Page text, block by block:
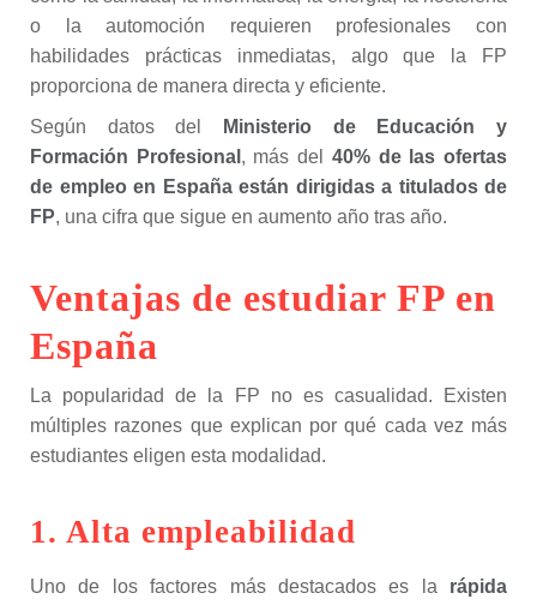
o la automoción requieren profesionales con
habilidades prácticas inmediatas, algo que la FP
proporciona de manera directa y eficiente.
Según datos del
Ministerio de Educación y
Formación Profesional , más del 40% de las ofertas
de empleo en España están dirigidas a titulados de
FP, una cifra que sigue en aumento año tras año.
Ventajas de estudiar FP en
España
La popularidad de la FP no es casualidad. Existen
múltiples razones que explican por qué cada vez más
estudiantes eligen esta modalidad.
1. Alta empleabilidad
Uno de los factores más destacados es la rápida